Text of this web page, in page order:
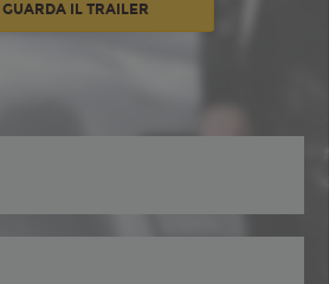
GUARDA IL TRAILER